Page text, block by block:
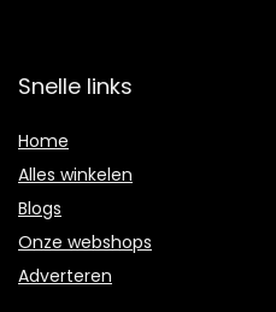
Snelle links
Home
Alles winkelen
Blogs
Onze webshops
Adverteren